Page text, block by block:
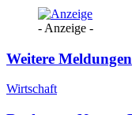
- Anzeige -
Weitere Meldungen
Wirtschaft